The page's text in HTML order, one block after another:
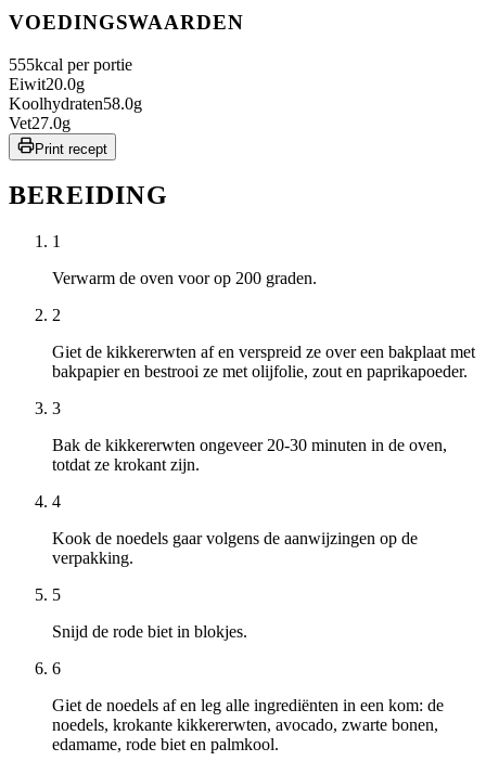
VOEDINGSWAARDEN
555kcal per portie
Eiwit20.0g
Koolhydraten58.0g
Vet27.0g
Print recept
BEREIDING
1
Verwarm de oven voor op 200 graden.
2
Giet de kikkererwten af en verspreid ze over een bakplaat met
bakpapier en bestrooi ze met olijfolie, zout en paprikapoeder.
3
Bak de kikkererwten ongeveer 20-30 minuten in de oven,
totdat ze krokant zijn.
4
Kook de noedels gaar volgens de aanwijzingen op de
verpakking.
5
Snijd de rode biet in blokjes.
6
Giet de noedels af en leg alle ingrediënten in een kom: de
noedels, krokante kikkererwten, avocado, zwarte bonen,
edamame, rode biet en palmkool.